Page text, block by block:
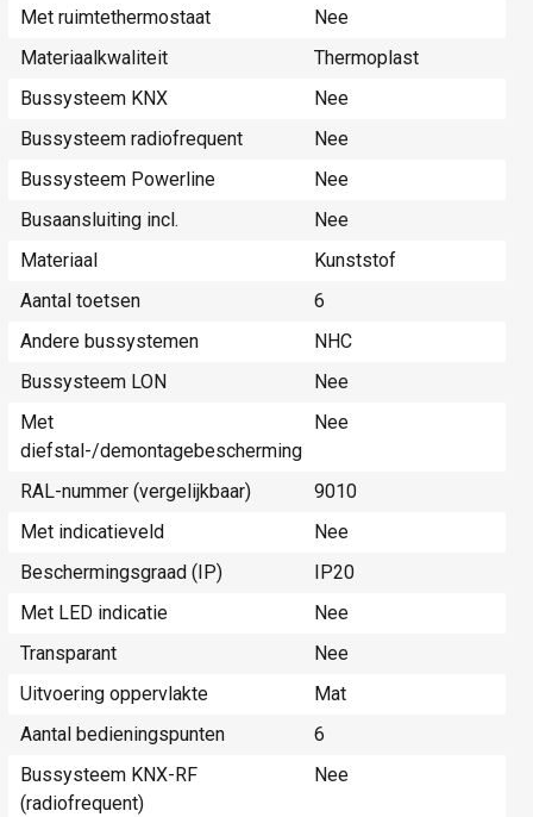
Met ruimtethermostaat
Nee
Materiaalkwaliteit
Thermoplast
Bussysteem KNX
Nee
Bussysteem radiofrequent
Nee
Bussysteem Powerline
Nee
Busaansluiting incl.
Nee
Materiaal
Kunststof
Aantal toetsen
6
Andere bussystemen
NHC
Bussysteem LON
Nee
Met
diefstal-/demontagebescherming
Nee
RAL-nummer (vergelijkbaar)
9010
Met indicatieveld
Nee
Beschermingsgraad (IP)
IP20
Met LED indicatie
Nee
Transparant
Nee
Uitvoering oppervlakte
Mat
Aantal bedieningspunten
6
Bussysteem KNX-RF
(radiofrequent)
Nee